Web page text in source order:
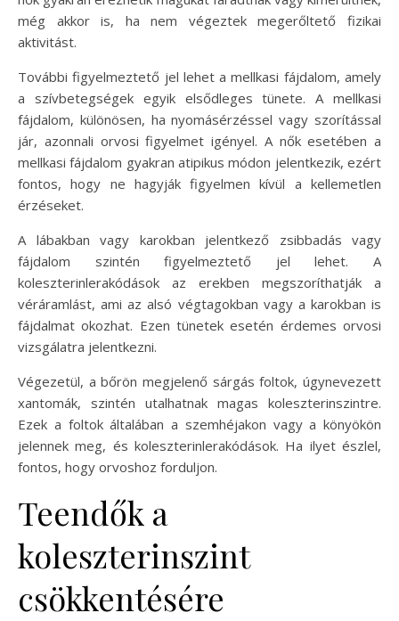
még akkor is, ha nem végeztek megerőltető fizikai
aktivitást.
További figyelmeztető jel lehet a mellkasi fájdalom, amely
a szívbetegségek egyik elsődleges tünete. A mellkasi
fájdalom, különösen, ha nyomásérzéssel vagy szorítással
jár, azonnali orvosi figyelmet igényel. A nők esetében a
mellkasi fájdalom gyakran atipikus módon jelentkezik, ezért
fontos, hogy ne hagyják figyelmen kívül a kellemetlen
érzéseket.
A lábakban vagy karokban jelentkező zsibbadás vagy
fájdalom szintén figyelmeztető jel lehet. A
koleszterinlerakódások az erekben megszoríthatják a
véráramlást, ami az alsó végtagokban vagy a karokban is
fájdalmat okozhat. Ezen tünetek esetén érdemes orvosi
vizsgálatra jelentkezni.
Végezetül, a bőrön megjelenő sárgás foltok, úgynevezett
xantomák, szintén utalhatnak magas koleszterinszintre.
Ezek a foltok általában a szemhéjakon vagy a könyökön
jelennek meg, és koleszterinlerakódások. Ha ilyet észlel,
fontos, hogy orvoshoz forduljon.
Teendők a
koleszterinszint
csökkentésére